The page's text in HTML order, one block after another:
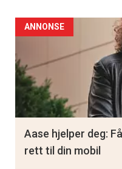
ANNONSE
Aase hjelper deg:
rett til din mobil